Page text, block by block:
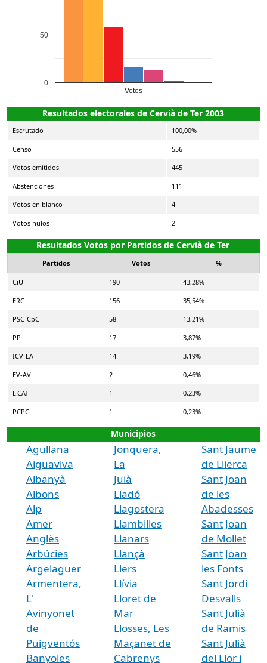
Votos
0
50
Resultados electorales de Cervià de Ter 2003
Escrutado 100,00%
Censo 556
Votos emitidos 445
Abstenciones 111
Votos en blanco 4
Votos nulos 2
Resultados Votos por Partidos de Cervià de Ter
Partidos Votos %
CiU 190 43,28%
ERC 156 35,54%
PSC-CpC 58 13,21%
PP 17 3,87%
ICV-EA 14 3,19%
EV-AV 2 0,46%
E.CAT 1 0,23%
PCPC 1 0,23%
Municipios
Agullana
Aiguaviva
Albanyà
Albons
Alp
Amer
Anglès
Arbúcies
Argelaguer
Armentera,
L'
Avinyonet
de
Puigventós
Banyoles
Jonquera,
La
Juià
Lladó
Llagostera
Llambilles
Llanars
Llançà
Llers
Llívia
Lloret de
Mar
Llosses, Les
Maçanet de
Cabrenys
Sant Jaume
de Llierca
Sant Joan
de les
Abadesses
Sant Joan
de Mollet
Sant Joan
les Fonts
Sant Jordi
Desvalls
Sant Julià
de Ramis
Sant Julià
del Llor i